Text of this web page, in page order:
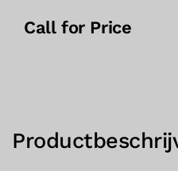
Call for Price